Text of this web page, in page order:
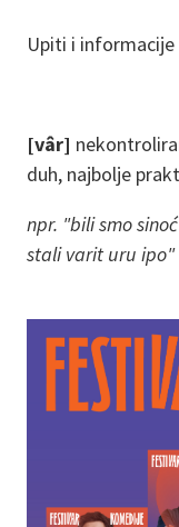
Upiti i informacije
[vâr]
duh, najbolje
npr. "bili smo
stali varit uru ipo"